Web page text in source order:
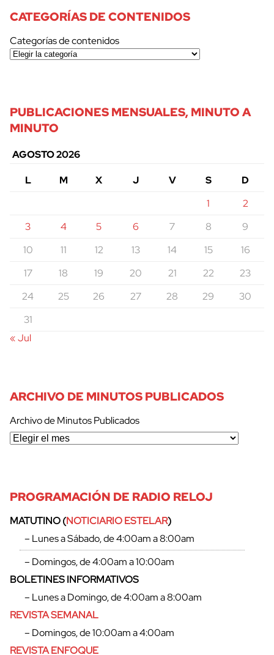
CATEGORÍAS DE CONTENIDOS
Categorías de contenidos
PUBLICACIONES MENSUALES, MINUTO A
MINUTO
AGOSTO 2026
L
M X J V S
D
1
2
3
4 5 6 7 8
9
10
11 12 13 14 15
16
17
18 19 20 21 22
23
24
25 26 27 28 29
30
31
« Jul
ARCHIVO DE MINUTOS PUBLICADOS
Archivo de Minutos Publicados
PROGRAMACIÓN DE RADIO RELOJ
MATUTINO (NOTICIARIO ESTELAR)
– Lunes a Sábado, de 4:00am a 8:00am
– Domingos, de 4:00am a 10:00am
BOLETINES INFORMATIVOS
– Lunes a Domingo, de 4:00am a 8:00am
REVISTA SEMANAL
– Domingos, de 10:00am a 4:00am
REVISTA ENFOQUE